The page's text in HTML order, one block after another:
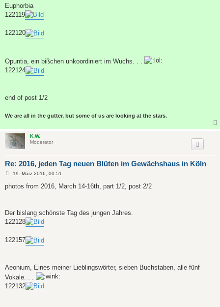
Euphorbia
122119
122120
Opuntia, ein bißchen unkoordiniert im Wuchs. . .
122124
end of post 1/2
We are all in the gutter, but some of us are looking at the stars.
K.W.
Moderator
Re: 2016, jeden Tag neuen Blüten im Gewächshaus in Köln
B
i
19. März 2016, 00:51
photos from 2016, March 14-16th, part 1/2, post 2/2
Der bislang schönste Tag des jungen Jahres.
122128
122157
Aeonium, Eines meiner Lieblingswörter, sieben Buchstaben, alle fünf
Vokale. . .
122132